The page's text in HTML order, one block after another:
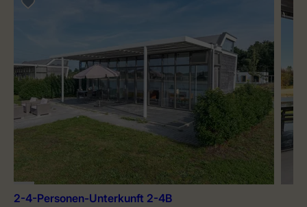
2-4-Personen-Unterkunft 2-4B